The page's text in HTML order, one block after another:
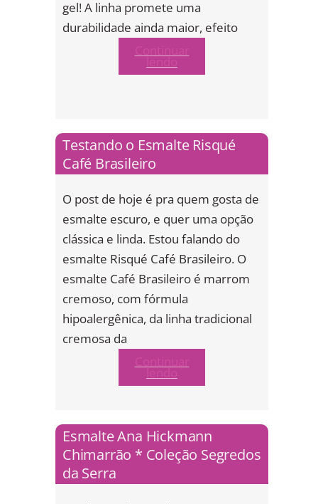
gel! A linha promete uma
durabilidade ainda maior, efeito
lendo
Testando o Esmalte Risqué
Café Brasileiro
O post de hoje é pra quem gosta de
esmalte escuro, e quer uma opção
clássica e linda. Estou falando do
esmalte Risqué Café Brasileiro. O
esmalte Café Brasileiro é marrom
cremoso, com fórmula
hipoalergênica, da linha tradicional
cremosa da
lendo
Esmalte Ana Hickmann
Chimarrão * Coleção Segredos
da Serra